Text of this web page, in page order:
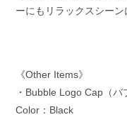
ーにもリラックスシーン
《Other Items》
・Bubble Logo Cap（バ
Color：Black